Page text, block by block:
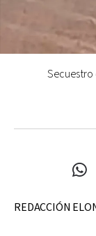
Secuestro
REDACCIÓN